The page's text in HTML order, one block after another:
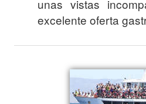
unas vistas
excelente oferta